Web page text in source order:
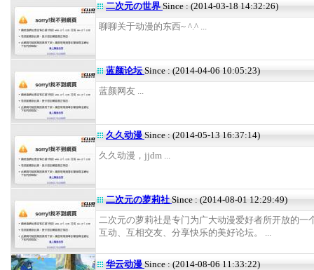
二次元の世界Since : (2014-03-18 14:32:26)
聊聊关于动漫的东西~ ^.^ ...
蓝颜论坛Since : (2014-04-06 10:05:23)
蓝颜网友 ...
久久动漫 Since : (2014-05-13 16:37:14)
久久动漫，jjdm ...
二次元の萝莉社Since : (2014-08-01 12:29:49)
二次元の萝莉社是专门为广大动漫爱好者所开放的一
互动、互相交友、分享快乐的美好论坛。 ...
华云动漫 Since : (2014-08-06 11:33:22)